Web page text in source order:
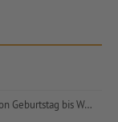
Gutschein-Textvorlagen für alle Fälle: von Geburtstag bis Weihnachten, privat und geschäftlich